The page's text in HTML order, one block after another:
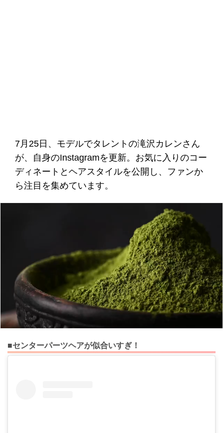
7月25日、モデルでタレントの滝沢カレンさん
が、自身のInstagramを更新。お気に入りのコー
ディネートとヘアスタイルを公開し、ファンか
ら注目を集めています。
■センターパーツヘアが似合いすぎ！